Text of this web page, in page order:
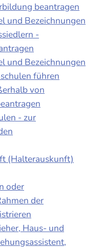
beantragen
und Bezeichnungen
-
und Bezeichnungen
führen
von
- zur
(Halterauskunft)
oder
der
Haus- und